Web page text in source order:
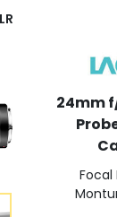
24mm
Focal